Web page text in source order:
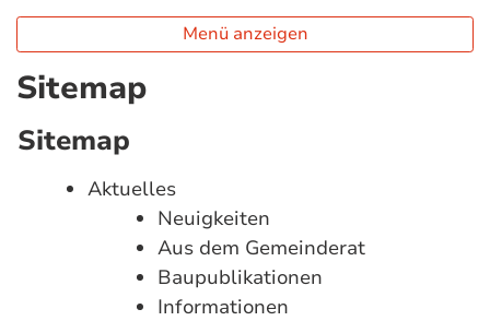
Menü anzeigen
Sitemap
Sitemap
Aktuelles
Neuigkeiten
Aus dem Gemeinderat
Baupublikationen
Informationen